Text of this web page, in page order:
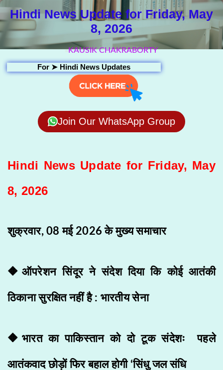
Hindi News Update for Friday, May
8, 2026
KAUSIK CHAKRABORTY
For ➤ Hindi News Updates
Join Our WhatsApp Group
Hindi News Update for Friday, May
8, 2026
शुक्रवार, 08 मई 2026 के मुख्य समाचार
🔶ऑपरेशन सिंदूर ने संदेश दिया कि कोई आतंकी
ठिकाना सुरक्षित नहीं है : भारतीय सेना
🔶भारत का पाकिस्तान को दो टूक संदेशः पहले
आतंकवाद छोड़ों फिर बहाल होगी ‘सिंधु जल संधि